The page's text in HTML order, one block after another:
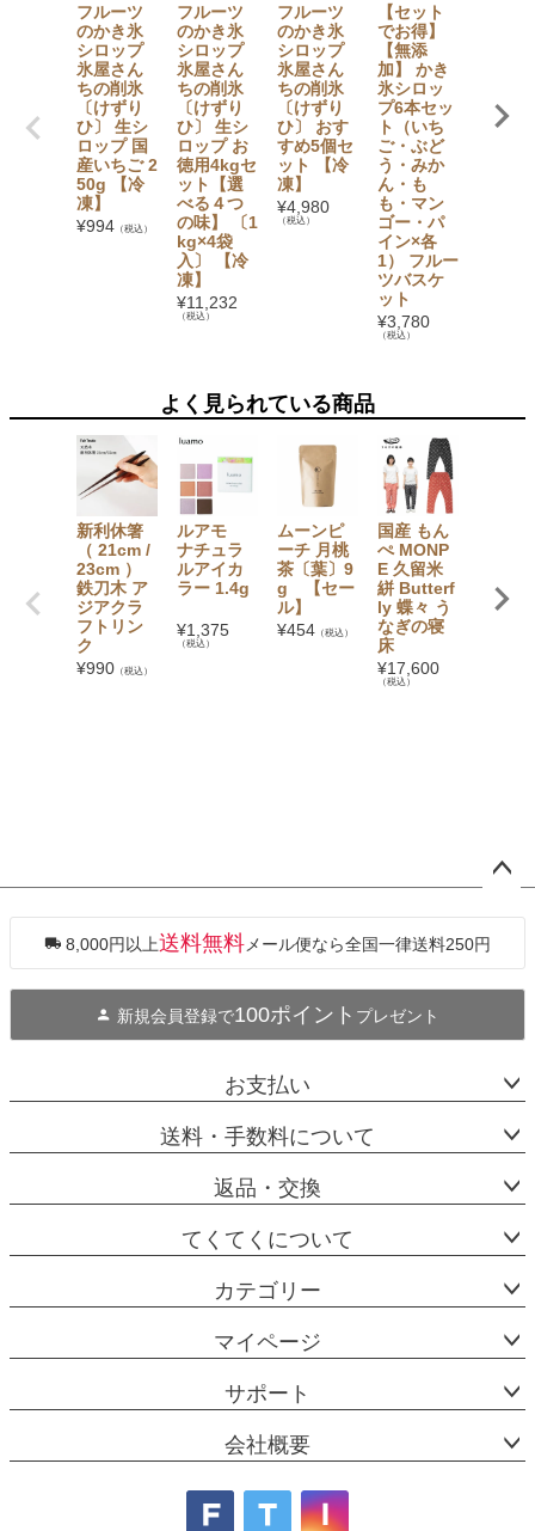
フルーツ
のかき氷
シロップ
氷屋さん
ちの削氷
〔けずり
ひ〕 生シ
ロップ 国
産いちご 2
50g 【冷
凍】
¥994 （税込）
フルーツ
のかき氷
シロップ
氷屋さん
ちの削氷
〔けずり
ひ〕 生シ
ロップ お
徳用4kgセ
ット【選
べる４つ
の味】 〔1
kg×4袋
入〕 【冷
凍】
¥11,232
（税込）
フルーツ
のかき氷
シロップ
氷屋さん
ちの削氷
〔けずり
ひ〕 おす
すめ5個セ
ット 【冷
凍】
¥4,980
（税込）
【セット
でお得】
【無添
加】 かき
氷シロッ
プ6本セッ
ト（いち
ご・ぶど
う・みか
ん・も
も・マン
ゴー・パ
イン×各
1） フルー
ツバスケ
ット
¥3,780
（税込）
イズ
1,265
よく見られている商品
新利休箸
（ 21cm /
23cm ）
鉄刀木 ア
ジアクラ
フトリン
ク
¥990 （税込）
ルアモ
ナチュラ
ルアイカ
ラー 1.4g
¥1,375
（税込）
ムーンピ
ーチ 月桃
茶〔葉〕9
g 【セー
ル】
¥454 （税込）
国産 もん
ぺ MONP
E 久留米
絣 Butterf
ly 蝶々 う
なぎの寝
床
¥17,600
（税込）
氷屋さ
ちの削
ジト
へ
8,000円以上送料無料 メール便なら全国一律送料250円
新規会員登録で100ポイント プレゼント
お支払い
送料・手数料について
返品・交換
てくてくについて
カテゴリー
マイページ
サポート
会社概要